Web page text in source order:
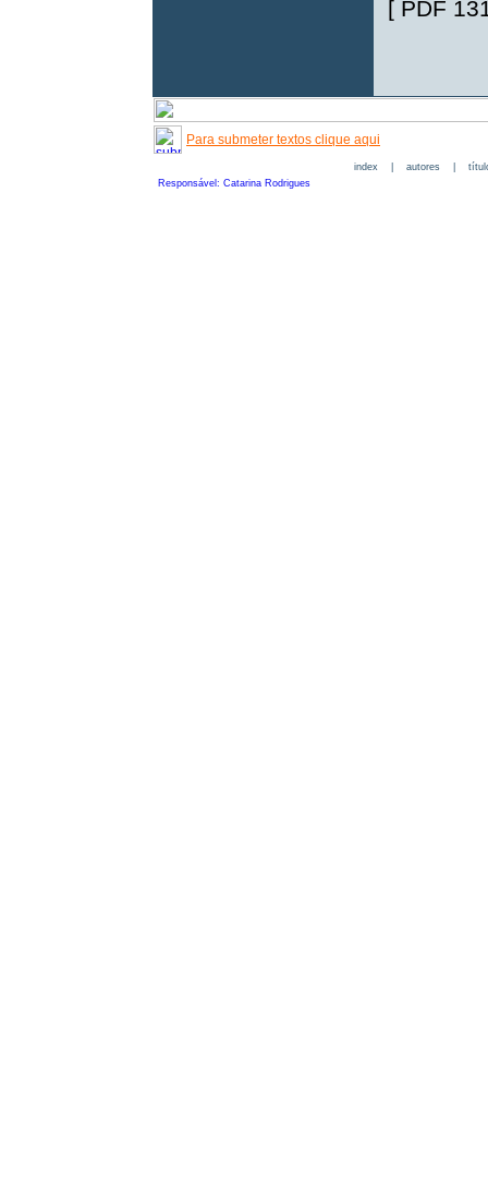
[ PDF
Para submeter textos clique aqui
index| autores|